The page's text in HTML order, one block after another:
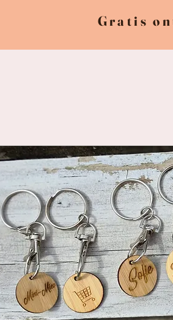
Gratis